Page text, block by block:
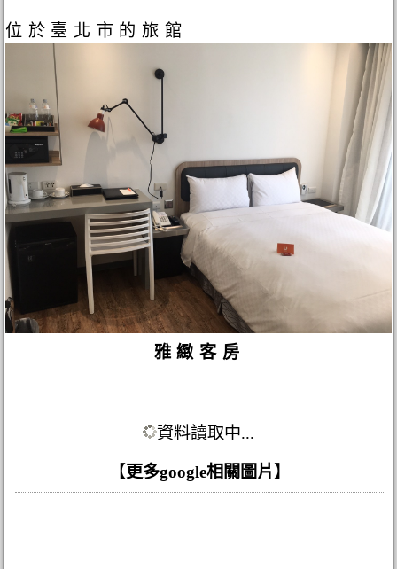
位於臺北市的旅館
雅緻客房
資料讀取中...
【 更多google相關圖片 】